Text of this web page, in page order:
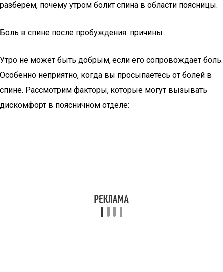
разберем, почему утром болит спина в области поясницы.
Боль в спине после пробуждения: причины
Утро не может быть добрым, если его сопровождает боль.
Особенно неприятно, когда вы просыпаетесь от болей в
спине. Рассмотрим факторы, которые могут вызывать
дискомфорт в поясничном отделе: